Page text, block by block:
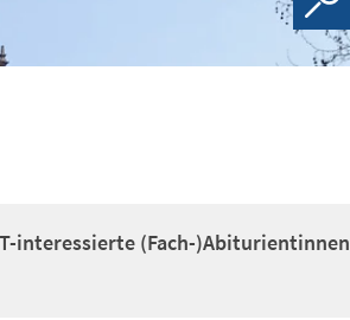
interessierte (Fach-)Abiturientinnen